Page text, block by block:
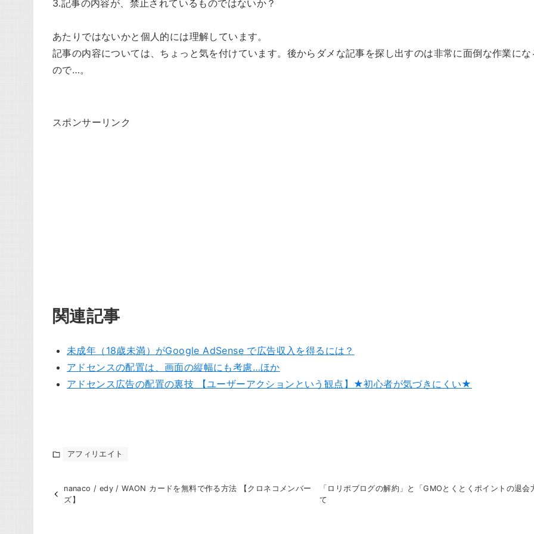
3.記事の内容が、禁止されているものではないか？
あたりではないかと個人的には理解しています。
記事の内容については、ちょっと気を付けています。後からダメな記事を探し出すのは非常に面倒な作業に
ので…。
スポンサーリンク
関連記事
未成年（18歳未満）がGoogle AdSense で広告収入を得るには？
アドセンスの配置は、画面の縦幅にも考慮…ほか
アドセンス広告の配置の裏技 【ユーザーアクションという観点】★初心者が気づきにくい★
アフィリエイト
nanaco / edy / WAON カードを無料で作る方法 【クロネコメンバー
ズ】
「ロリポブログの解約」と「GMOとくとくポイントの退会
て